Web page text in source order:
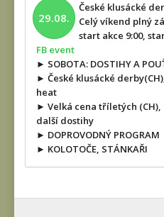
29.08.
České klusácké
Celý víkend plný
start akce 9:00,
FB event
► SOBOTA: DOSTIHY A
► České klusácké
heat
► Velká cena tříletých
další dostihy
► DOPROVODNÝ PROGRAM
► KOLOTOČE, STÁNKAŘI